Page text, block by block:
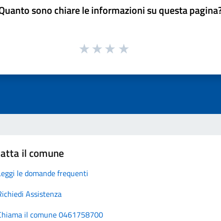
sono chiare le informazioni su questa
il comune
le domande frequenti
Assistenza
il comune 0461758700